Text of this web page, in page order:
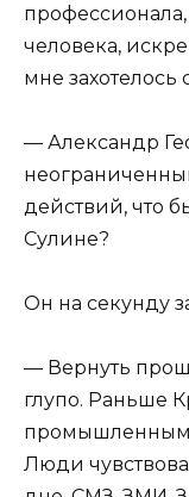
человека,
мне
— Александр
действий, что
Сулине?
Он на секунду
— Вернуть
глупо. Раньше
Люди